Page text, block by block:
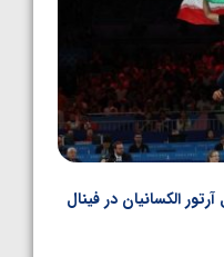
الکسانیان در فینال